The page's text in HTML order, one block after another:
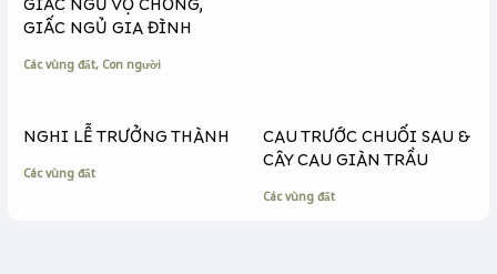
GIẤC NGỦ VỢ CHỒNG,
GIẤC NGỦ GIA ĐÌNH
Các vùng đất, Con người
NGHI LỄ TRƯỞNG THÀNH
Các vùng đất
CAU TRƯỚC CHUỐI SAU &
CÂY CAU GIÀN TRẦU
Các vùng đất